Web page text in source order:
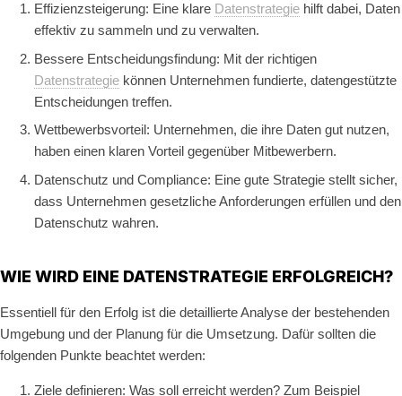
Effizienzsteigerung: Eine klare Datenstrategiehilft dabei, Daten
effektiv zu sammeln und zu verwalten.
Bessere Entscheidungsfindung: Mit der richtigen
Datenstrategiekönnen Unternehmen fundierte, datengestützte
Entscheidungen treffen.
Wettbewerbsvorteil: Unternehmen, die ihre Daten gut nutzen,
haben einen klaren Vorteil gegenüber Mitbewerbern.
Datenschutz und Compliance: Eine gute Strategie stellt sicher,
dass Unternehmen gesetzliche Anforderungen erfüllen und den
Datenschutz wahren.
WIE WIRD EINE DATENSTRATEGIE ERFOLGREICH?
Essentiell für den Erfolg ist die detaillierte Analyse der bestehenden
Umgebung und der Planung für die Umsetzung. Dafür sollten die
folgenden Punkte beachtet werden:
Ziele definieren: Was soll erreicht werden? Zum Beispiel